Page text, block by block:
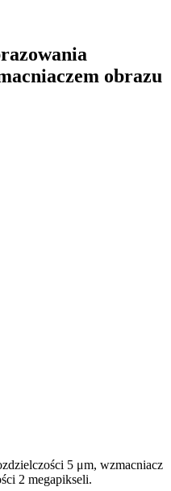
obrazu
5 μm, wzmacniacz
2 megapikseli.